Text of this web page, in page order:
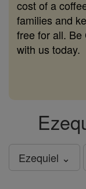
cost of a
families and
free for all. Be
with us today.
Ezequiel ⌄